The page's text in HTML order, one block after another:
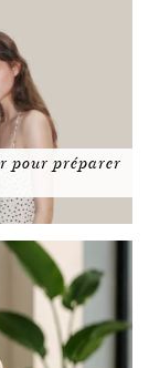
pour préparer